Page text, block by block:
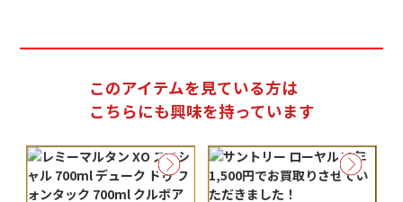
このアイテムを見ている方は
こちらにも興味を持っています